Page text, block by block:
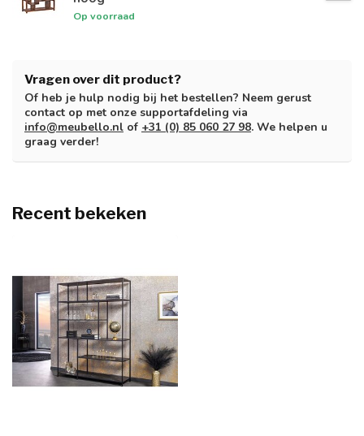
Op voorraad
Vragen over dit product?
Of heb je hulp nodig bij het bestellen? Neem gerust
contact op met onze supportafdeling via
info@meubello.nl of +31 (0) 85 060 27 98. We helpen u
graag verder!
Recent bekeken